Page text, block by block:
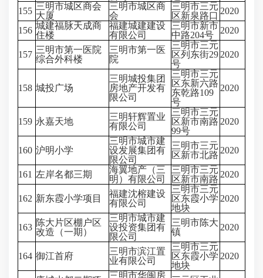
155 三明市城区商会
大厦
三明市城区商
会
三明市三元
区新泉路口 2020
156 城建福脉天成商
住楼
福建城建建设
有限公司
三明市新市
中路204号
2020
157 三明市第一医院
综合外科楼
三明市第一医
院
三明市三元
区列东街29
号
2020
158 城投广场
三明城投集团
房地产开发有
限公司
三明市三元
区东新六路
东乾路109
号
2020
159 永嘉天地
三明轩辉置业
有限公司
三明市三元
区新市南路
99号
2020
160 沪明小学
三明市城市建
设发展集团有
限公司
三明市三元
区新市北路 2020
161 左岸名都三期
海翼地产（三
明）有限公司
三明市三元
区新市南路 2020
162 新东霞小学项目
福建沈榕建设
有限公司
三明市三元
区东霞小学
地块
2020
163 陈大片区棚户区
改造（一期）
三明市城市建
设投资集团有
限公司
三明市陈大
镇
2020
164 御江首府
三明市滨江置
业有限公司
三明市三元
区东霞小学
地块
2020
三明市华闽房